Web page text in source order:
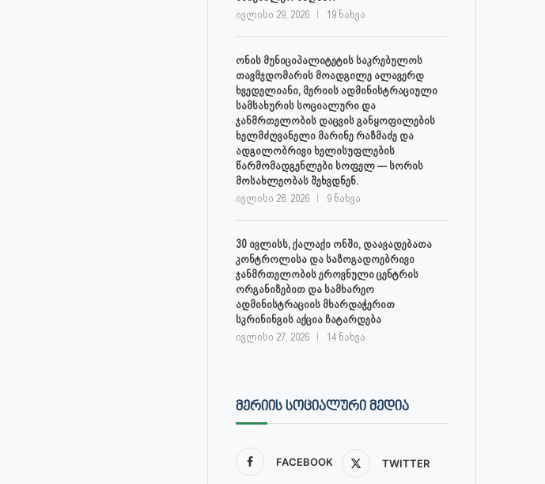
ივლისი 29, 2026 19 ნახვა
ონის მუნიციპალიტეტის საკრებულოს
თავმჯდომარის მოადგილე ალავერდ
ხვედელიანი, მერიის ადმინისტრაციული
სამსახურის სოციალური და
ჯანმრთელობის დაცვის განყოფილების
ხელმძღვანელი მარინე რაზმაძე და
ადგილობრივი ხელისუფლების
წარმომადგენლები სოფელ — სორის
მოსახლეობას შეხვდნენ.
ივლისი 28, 2026 9 ნახვა
30 ივლისს, ქალაქი ონში, დაავადებათა
კონტროლისა და საზოგადოებრივი
ჯანმრთელობის ეროვნული ცენტრის
ორგანიზებით და სამხარეო
ადმინისტრაციის მხარდაჭერით
სკრინინგის აქცია ჩატარდება
ივლისი 27, 2026 14 ნახვა
ᲛᲔᲠᲘᲘᲡ ᲡᲝᲪᲘᲐᲚᲣᲠᲘ ᲛᲔᲓᲘᲐ
FACEBOOK TWITTER